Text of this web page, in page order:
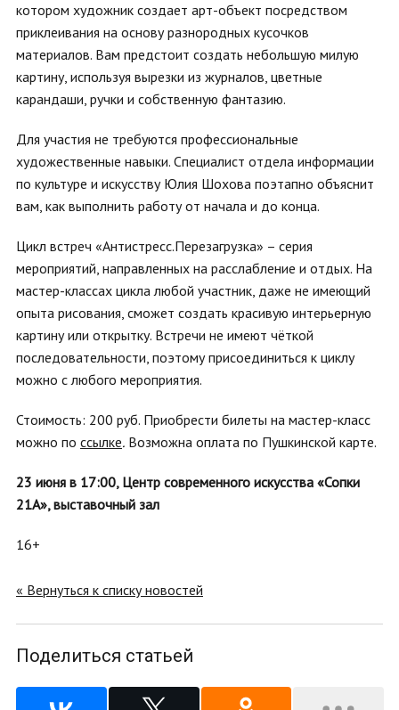
котором художник создает арт-объект посредством
приклеивания на основу разнородных кусочков
материалов. Вам предстоит создать небольшую милую
картину, используя вырезки из журналов, цветные
карандаши, ручки и собственную фантазию.
Для участия не требуются профессиональные
художественные навыки. Специалист отдела информации
по культуре и искусству Юлия Шохова поэтапно объяснит
вам, как выполнить работу от начала и до конца.
Цикл встреч «Антистресс.Перезагрузка» – серия
мероприятий, направленных на расслабление и отдых. На
мастер-классах цикла любой участник, даже не имеющий
опыта рисования, сможет создать красивую интерьерную
картину или открытку. Встречи не имеют чёткой
последовательности, поэтому присоединиться к циклу
можно с любого мероприятия.
Стоимость: 200 руб. Приобрести билеты на мастер-класс
можно по ссылке. Возможна оплата по Пушкинской карте.
23 июня в 17:00, Центр современного искусства «Сопки
21А», выставочный зал
16+
« Вернуться к списку новостей
Поделиться статьей